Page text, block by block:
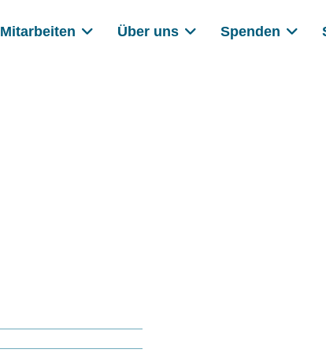
Mitarbeiten Über uns Spenden